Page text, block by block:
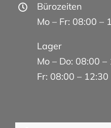
Bürozeiten
Mo – Fr: 08:00 –
Lager
Mo – Do: 08:00 –
Fr: 08:00 – 12:30